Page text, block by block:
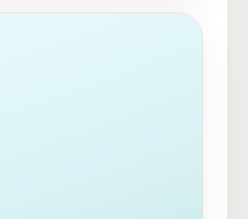
in Salzburg.